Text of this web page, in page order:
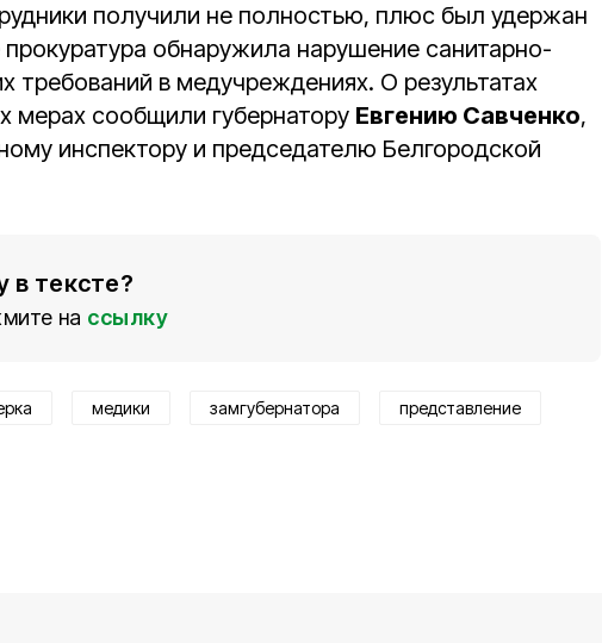
получили не полностью, плюс был удержан
обнаружила нарушение санитарно-
требований в медучреждениях. О результатах
мерах сообщили губернатору Евгению Савченко,
инспектору и председателю Белгородской
в тексте?
на ссылку
медики замгубернатора представление